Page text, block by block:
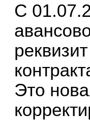
С
Это